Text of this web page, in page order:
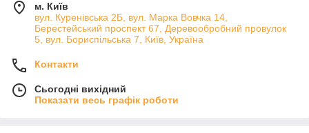
м. Київ
вул. Куренівська 2Б, вул. Марка Вовчка 14,
Берестейський проспект 67, Деревообробний провулок
5, вул. Бориспільська 7, Київ, Україна
Контакти
Сьогодні вихідний
Показати весь графік роботи